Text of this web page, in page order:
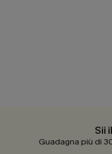
Sii
Guadagna più di